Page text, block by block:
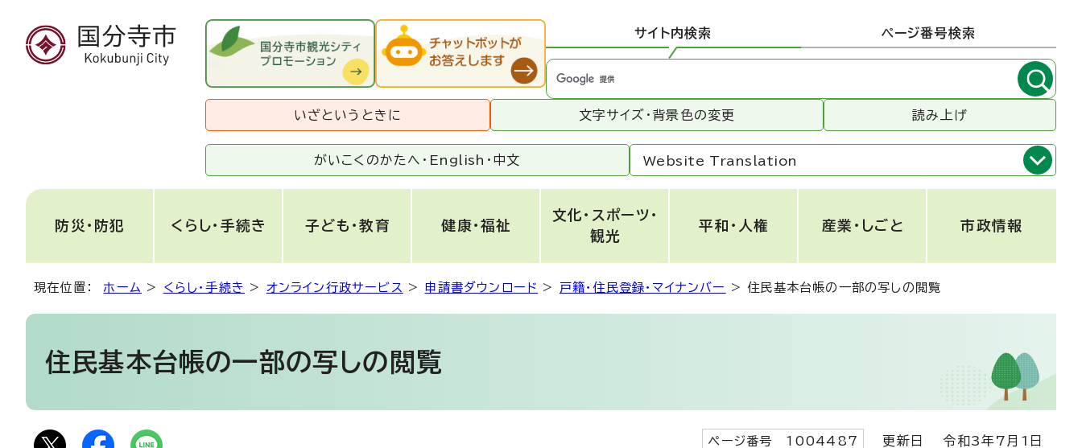
サイト内検索 ページ番号検索
いざというときに 文字サイズ・背景色の変更 読み上げ
がいこくのかたへ・ English ・ 中文 Website Translation
防災・防犯 くらし・手続き 子ども・教育 健康・福祉
文化・スポーツ・
観光
平和・人権 産業・しごと 市政情報
現在位置： ホーム > くらし・手続き > オンライン行政サービス > 申請書ダウンロード > 戸籍・住民登録・マイナンバー >住民基本台帳の一部の写しの閲覧
住民基本台帳の一部の写しの閲覧
ページ番号 1004487 更新日 令和3年7月1日